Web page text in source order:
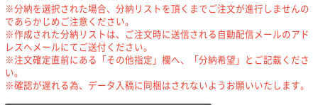
※分納を選択された場合、分納リストを頂くまでご注文が進行しませんの
であらかじめご注意ください。
※作成された分納リストは、ご注文時に送信される自動配信メールのアド
レスへメールにてご送付ください。
※注文確定直前にある「その他指定」欄へ、「分納希望」とご記載くださ
い。
※確認が遅れる為、データ入稿に同梱はされないようお願いいたします。